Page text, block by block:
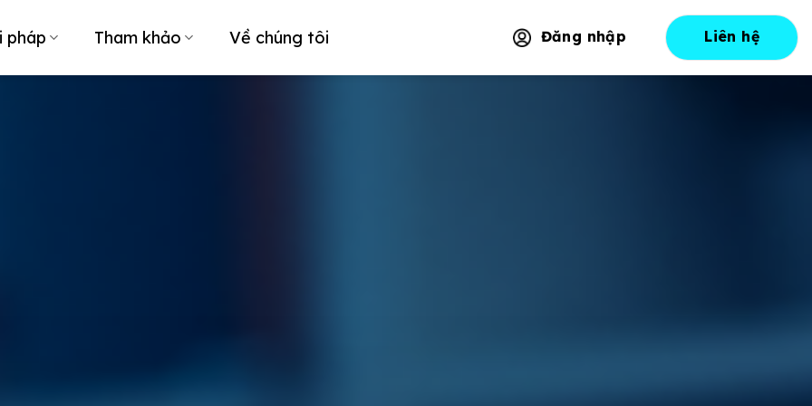
pháp Tham khảo Về chúng tôi Đăng nhập Liên hệ